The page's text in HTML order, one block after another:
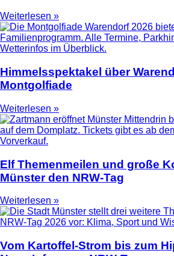
Weiterlesen »
Himmelsspektakel über
Montgolfiade
Weiterlesen »
Elf Themenmeilen und große
Münster den NRW-Tag
Weiterlesen »
Vom Kartoffel-Strom bis zum